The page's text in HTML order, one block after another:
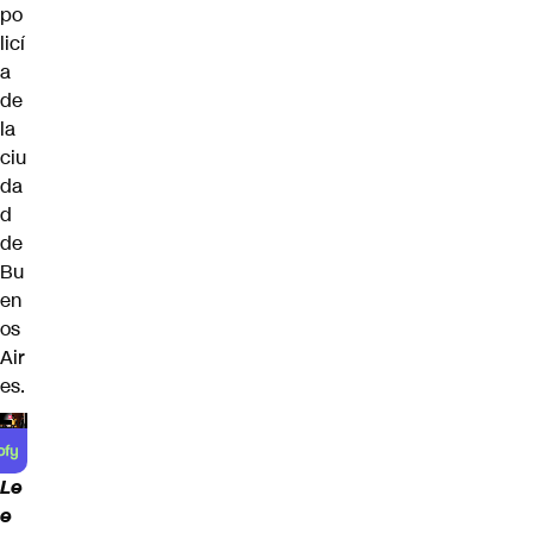
po
licí
a
de
la
ciu
da
d
de
Bu
en
os
Air
es.
Le
e